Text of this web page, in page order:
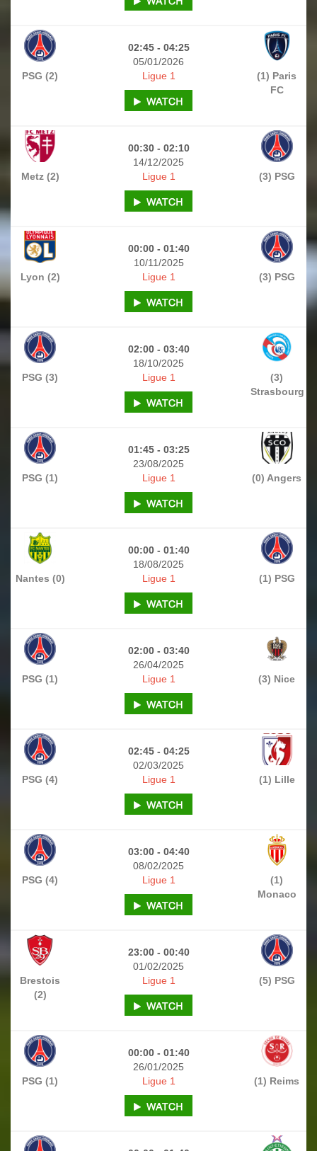
02:45 - 04:25
05/01/2026
PSG (2)
(1) Paris
FC
Ligue 1
00:30 - 02:10
14/12/2025
Metz (2)
(3) PSG
Ligue 1
00:00 - 01:40
10/11/2025
Lyon (2)
(3) PSG
Ligue 1
02:00 - 03:40
18/10/2025
PSG (3)
(3)
Strasbourg
Ligue 1
01:45 - 03:25
23/08/2025
PSG (1)
(0) Angers
Ligue 1
00:00 - 01:40
18/08/2025
Nantes (0)
(1) PSG
Ligue 1
02:00 - 03:40
26/04/2025
PSG (1)
(3) Nice
Ligue 1
02:45 - 04:25
02/03/2025
PSG (4)
(1) Lille
Ligue 1
03:00 - 04:40
08/02/2025
PSG (4)
(1)
Monaco
Ligue 1
23:00 - 00:40
01/02/2025
Brestois
(2)
(5) PSG
Ligue 1
00:00 - 01:40
26/01/2025
PSG (1)
(1) Reims
Ligue 1